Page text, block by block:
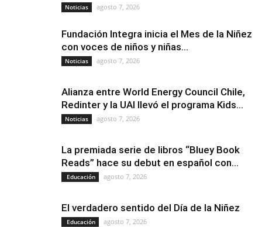
Noticias agosto 7, 2026
Fundación Integra inicia el Mes de la Niñez
con voces de niños y niñas...
Noticias agosto 7, 2026
Alianza entre World Energy Council Chile,
Redinter y la UAI llevó el programa Kids...
Noticias agosto 7, 2026
La premiada serie de libros “Bluey Book
Reads” hace su debut en español con...
Educación agosto 7, 2026
El verdadero sentido del Día de la Niñez
Educación agosto 7, 2026